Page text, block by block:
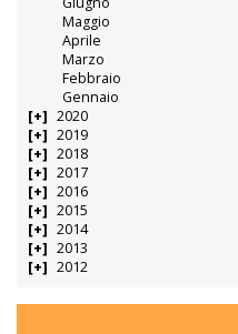
Maggio
Aprile
Marzo
Febbraio
Gennaio
2020
2019
2018
2017
2016
2015
2014
2013
2012